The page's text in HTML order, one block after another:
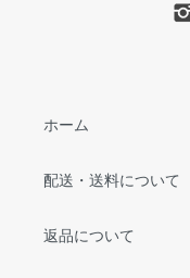
ホーム
配送・送料について
返品について